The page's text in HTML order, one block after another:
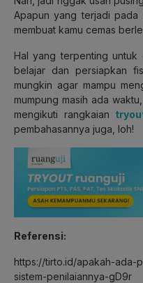
Apapun yang terjadi pada
membuat kamu cemas
Hal yang terpenting untuk
belajar dan persiapkan
mungkin agar mampu
mumpung masih ada
mengikuti rangkaian
pembahasannya juga, loh!
Referensi:
https://tirto.id/apakah-ada-
sistem-penilaiannya-gD9r